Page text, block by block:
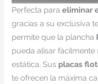
Perfecta para eliminar
gracias a su exclusiva
permite que la plancha
pueda alisar
estática. Sus placas
te ofrecen la máxima